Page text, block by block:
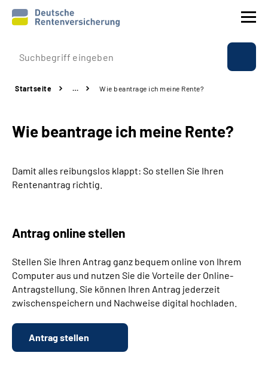
Prävention
Rente
Beratung & Kontakt
Über uns & Presse
Online-Services
Suche
Startseite … Wie beantrage ich meine Rente?
Wie beantrage ich meine Rente?
Damit alles reibungslos klappt: So stellen Sie Ihren
Rentenantrag richtig.
Antrag online stellen
Stellen Sie Ihren Antrag ganz bequem online von Ihrem
Computer aus und nutzen Sie die Vorteile der Online-
Antragstellung. Sie können Ihren Antrag jederzeit
zwischenspeichern und Nachweise digital hochladen.
Antrag stellen